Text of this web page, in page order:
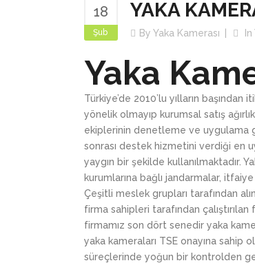
18
Şub
YAKA
By Yaka Kamerası In
Yaka
Türkiye’de 2010’lu yılların başından
yönelik olmayıp kurumsal satış
ekiplerinin denetleme ve uygulama
sonrası destek hizmetini verdiği en
yaygın bir şekilde kullanılmaktadır.
kurumlarına bağlı jandarmalar,
Çeşitli meslek grupları tarafından
firma sahipleri tarafından
firmamız son dört senedir yaka
yaka kameraları TSE onayına sahip
süreçlerinde yoğun bir kontrolden